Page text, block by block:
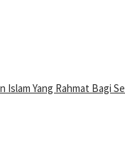
Yang Rahmat Bagi